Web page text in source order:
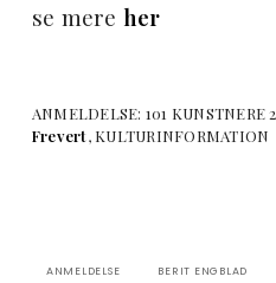
se mere her
ANMELDELSE: 101
Frevert, KULTURINFORMATION
ANMELDELSE BERIT ENGBLAD